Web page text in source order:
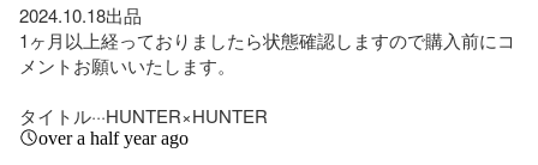
2024.10.18出品
1ヶ月以上経っておりましたら状態確認しますので購入前にコ
メントお願いいたします。
タイトル···HUNTER×HUNTER
over a half year ago